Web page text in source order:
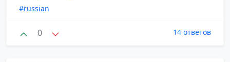
#russian
0 14 ответов